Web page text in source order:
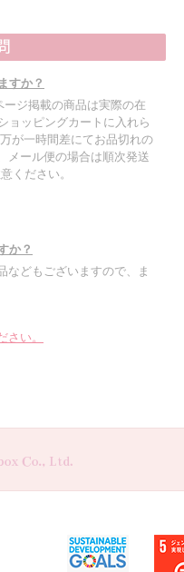
すか？
ジ掲載の商品は実際の在
ョッピングカートに入れら
が一時間差にてお品切れの
メール便の場合は順次発送
ください。
か？
などもございますので、ま
い。